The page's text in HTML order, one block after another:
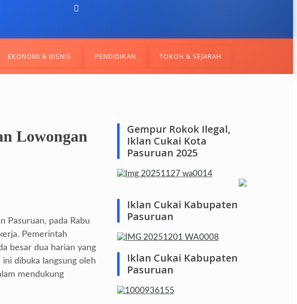
EKONOMI & BISNIS PENDIDIKAN TOKOH & SEJARAH
Lowongan
Pasuruan, pada Rabu
Pemerintah
besar dua harian yang
dibuka langsung oleh
mendukung
Gempur Rokok Ilegal,
Iklan Cukai Kota
Pasuruan 2025
Iklan Cukai Kabupaten
Pasuruan
Iklan Cukai Kabupaten
Pasuruan